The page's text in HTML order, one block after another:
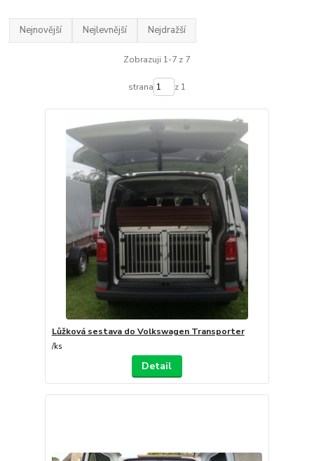
Nejnovější Nejlevnější Nejdražší
Zobrazuji 1-7 z 7
strana z 1
Lůžková sestava do Volkswagen Transporter
/ks
Detail